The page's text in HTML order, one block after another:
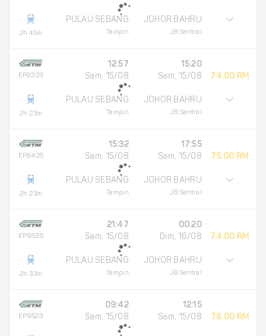
2h 45m
PULAU SEBANG
Tampin
JOHOR BAHRU
JB Sentral
EP9323
2h 23m
12:57
Sam, 15/08
PULAU SEBANG
Tampin
15:20
Sam, 15/08
JOHOR BAHRU
JB Sentral
74.00 RM
EP9425
2h 23m
15:32
Sam, 15/08
PULAU SEBANG
Tampin
17:55
Sam, 15/08
JOHOR BAHRU
JB Sentral
75.00 RM
EP9535
2h 33m
21:47
Sam, 15/08
PULAU SEBANG
Tampin
00:20
Dim, 16/08
JOHOR BAHRU
JB Sentral
74.00 RM
EP9523
09:42
Sam, 15/08
12:15
Sam, 15/08
76.00 RM